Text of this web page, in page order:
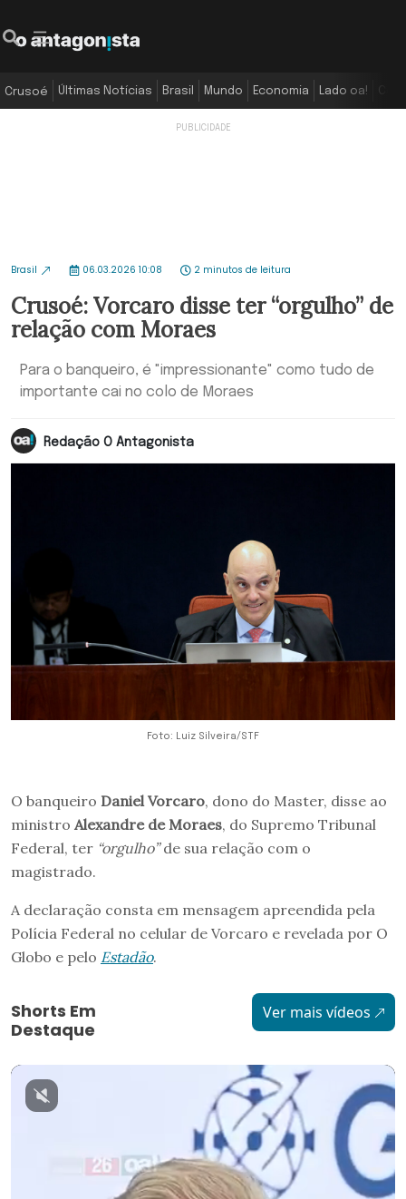
Crusoé Últimas Notícias Brasil Mundo Economia Lado oa!
Brasil 06.03.2026 10:08 2 minutos de leitura
Crusoé: Vorcaro disse ter “orgulho” de
relação com Moraes
Para o banqueiro, é "impressionante" como tudo de
importante cai no colo de Moraes
Redação O Antagonista
Foto: Luiz Silveira/STF
O banqueiro Daniel Vorcaro, dono do Master, disse ao
ministro Alexandre de Moraes, do Supremo Tribunal
Federal, ter “orgulho”de sua relação com o
magistrado.
A declaração consta em mensagem apreendida pela
Polícia Federal no celular de Vorcaro e revelada por O
Globo e pelo Estadão.
Shorts Em
Destaque
Ver mais vídeos